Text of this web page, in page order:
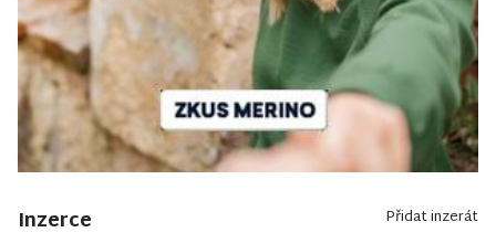
Inzerce Přidat inzerát